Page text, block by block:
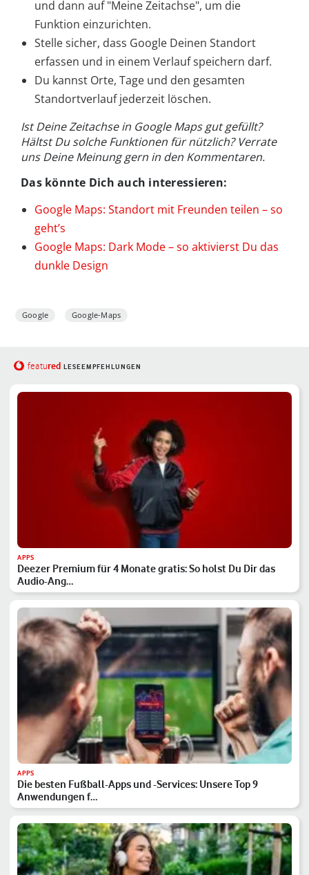
und dann auf "Meine Zeitachse", um die
Funktion einzurichten.
Stelle sicher, dass Google Deinen Standort
erfassen und in einem Verlauf speichern darf.
Du kannst Orte, Tage und den gesamten
Standortverlauf jederzeit löschen.
Ist Deine Zeitachse in Google Maps gut gefüllt?
Hältst Du solche Funktionen für nützlich? Verrate
uns Deine Meinung gern in den Kommentaren.
Das könnte Dich auch interessieren:
Google Maps: Standort mit Freunden teilen – so
geht’s
Google Maps: Dark Mode – so aktivierst Du das
dunkle Design
Google Google-Maps
featured LESEEMPFEHLUNGEN
APPS
Deezer Premium für 4 Monate gratis: So holst Du Dir das
Audio-Ang…
APPS
Die besten Fußball-Apps und -Services: Unsere Top 9
Anwendungen f…